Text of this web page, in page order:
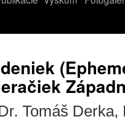
Tomáš Derka,